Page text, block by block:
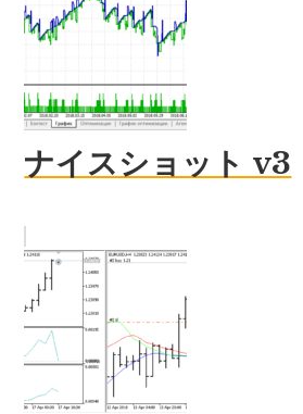
ナイスショット v3